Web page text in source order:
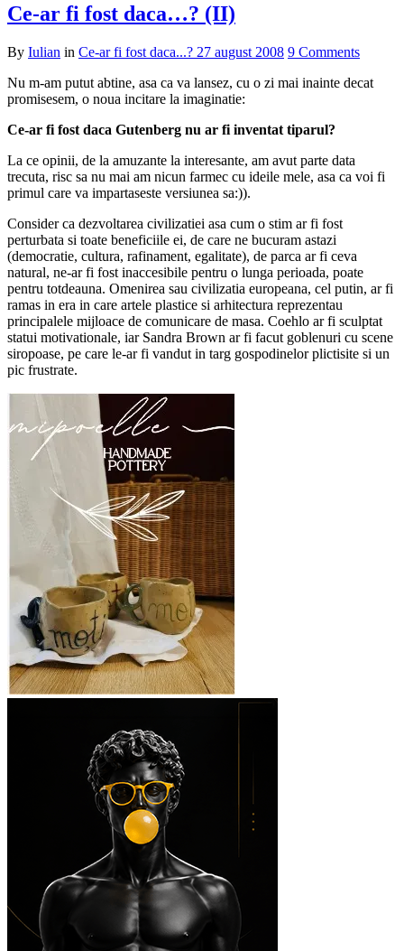
Ce-ar fi fost daca…? (II)
By Iulian in Ce-ar fi fost daca...? 27 august 2008 9 Comments
Nu m-am putut abtine, asa ca va lansez, cu o zi mai inainte decat
promisesem, o noua incitare la imaginatie:
Ce-ar fi fost daca Gutenberg nu ar fi inventat tiparul?
La ce opinii, de la amuzante la interesante, am avut parte data
trecuta, risc sa nu mai am nicun farmec cu ideile mele, asa ca voi fi
primul care va impartaseste versiunea sa:)).
Consider ca dezvoltarea civilizatiei asa cum o stim ar fi fost
perturbata si toate beneficiile ei, de care ne bucuram astazi
(democratie, cultura, rafinament, egalitate), de parca ar fi ceva
natural, ne-ar fi fost inaccesibile pentru o lunga perioada, poate
pentru totdeauna. Omenirea sau civilizatia europeana, cel putin, ar fi
ramas in era in care artele plastice si arhitectura reprezentau
principalele mijloace de comunicare de masa. Coehlo ar fi sculptat
statui motivationale, iar Sandra Brown ar fi facut goblenuri cu scene
siropoase, pe care le-ar fi vandut in targ gospodinelor plictisite si un
pic frustrate.